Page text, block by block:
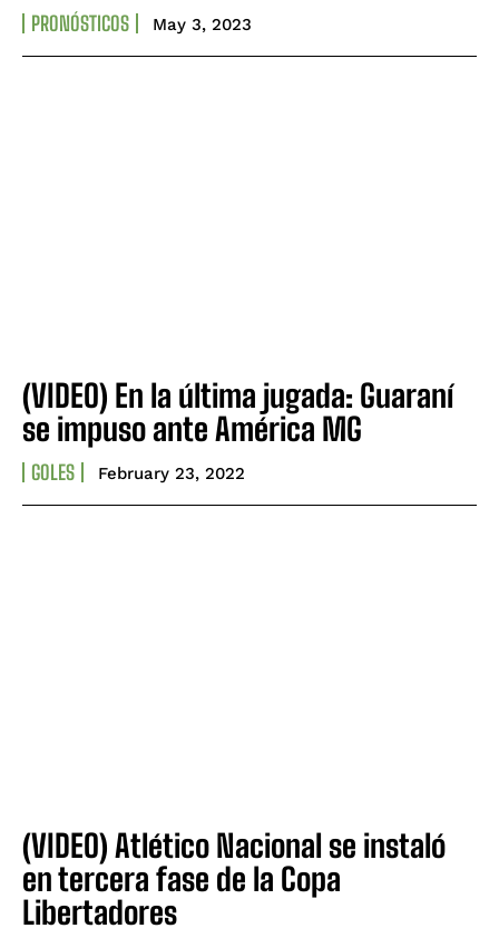
PRONÓSTICOS May 3, 2023
(VIDEO) En la última jugada: Guaraní
se impuso ante América MG
GOLES February 23, 2022
(VIDEO) Atlético Nacional se instaló
en tercera fase de la Copa
Libertadores